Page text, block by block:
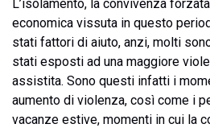
L’isolamento, la convivenza
economica vissuta in questo
stati fattori di aiuto, anzi, molti
stati esposti ad una maggiore
assistita. Sono questi infatti i
aumento di violenza, così come i
vacanze estive, momenti in cui la